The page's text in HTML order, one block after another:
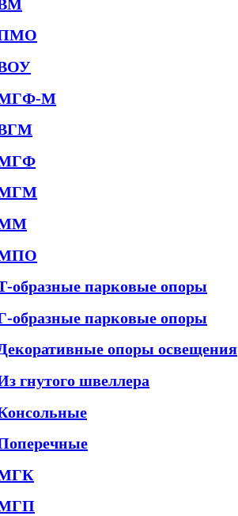
М
образные парковые опоры
образные парковые опоры
опоры освещения
гнутого швеллера